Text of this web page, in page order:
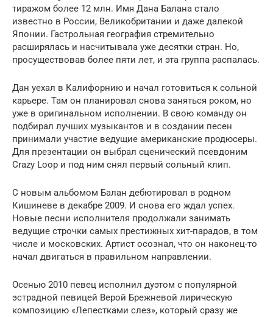
тиражом более 12 млн. Имя Дана Балана стало
известно в России, Великобритании и даже далекой
Японии. Гастрольная география стремительно
расширялась и насчитывала уже десятки стран. Но,
просуществовав более пяти лет, и эта группа распалась.
Дан уехал в Калифорнию и начал готовиться к сольной
карьере. Там он планировал снова заняться роком, но
уже в оригинальном исполнении. В свою команду он
подбирал лучших музыкантов и в создании песен
принимали участие ведущие американские продюсеры.
Для презентации он выбрал сценический псевдоним
Crazy Loop и под ним снял первый сольный клип.
С новым альбомом Балан дебютировал в родном
Кишиневе в декабре 2009. И снова его ждал успех.
Новые песни исполнителя продолжали занимать
ведущие строчки самых престижных хит-парадов, в том
числе и московских. Артист осознал, что он наконец-то
начал двигаться в правильном направлении.
Осенью 2010 певец исполнил дуэтом с популярной
эстрадной певицей Верой Брежневой лирическую
композицию «Лепестками слез», который сразу же